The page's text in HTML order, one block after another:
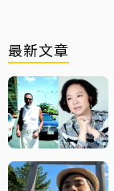
最新文章